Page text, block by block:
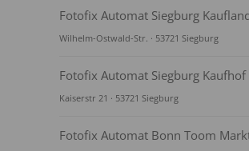
Fotofix Automat Siegburg
Wilhelm-Ostwald-Str. · 53721 Siegburg
Fotofix Automat Siegburg Kaufhof
Kaiserstr 21 · 53721 Siegburg
Fotofix Automat Bonn Toom